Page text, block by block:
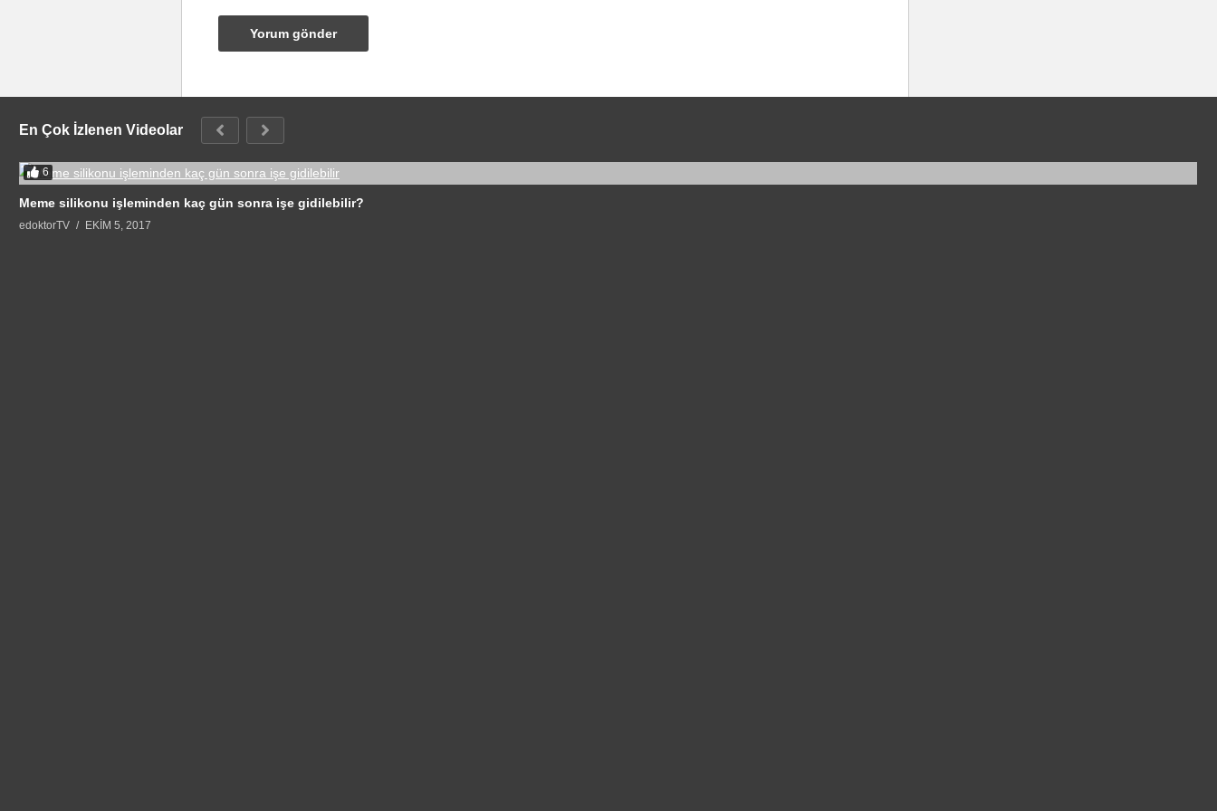
En Çok İzlenen Videolar
6
Meme silikonu işleminden kaç gün sonra işe gidilebilir?
edoktorTV EKIM 5, 2017